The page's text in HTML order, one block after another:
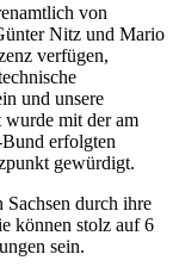
von
Nitz und Mario
verfügen,
und unsere
wurde mit der am
erfolgten
gewürdigt.
durch ihre
können stolz auf 6
sein.